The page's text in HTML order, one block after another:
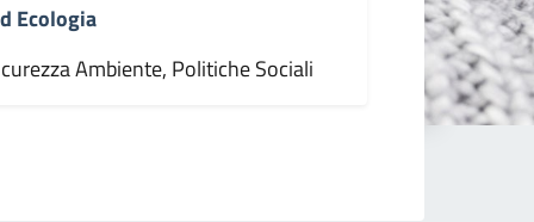
Ecologia
Ambiente, Politiche Sociali